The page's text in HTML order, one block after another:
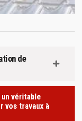
de
véritable
vos travaux à